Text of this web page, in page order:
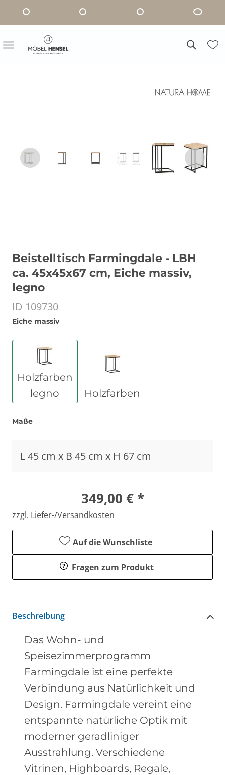
Beistelltisch Farmingdale - LBH
ca. 45x45x67 cm, Eiche massiv,
legno
ID 109730
Eiche massiv
Holzfarben
legno
Holzfarben
Maße
L 45 cm x B 45 cm x H 67 cm
349,00 € *
zzgl. Liefer-/Versandkosten
Auf die Wunschliste
Fragen zum Produkt
Beschreibung
Das Wohn- und
Speisezimmerprogramm
Farmingdale ist eine perfekte
Verbindung aus Natürlichkeit und
Design. Farmingdale vereint eine
entspannte natürliche Optik mit
moderner geradliniger
Ausstrahlung. Verschiedene
Vitrinen, Highboards, Regale,